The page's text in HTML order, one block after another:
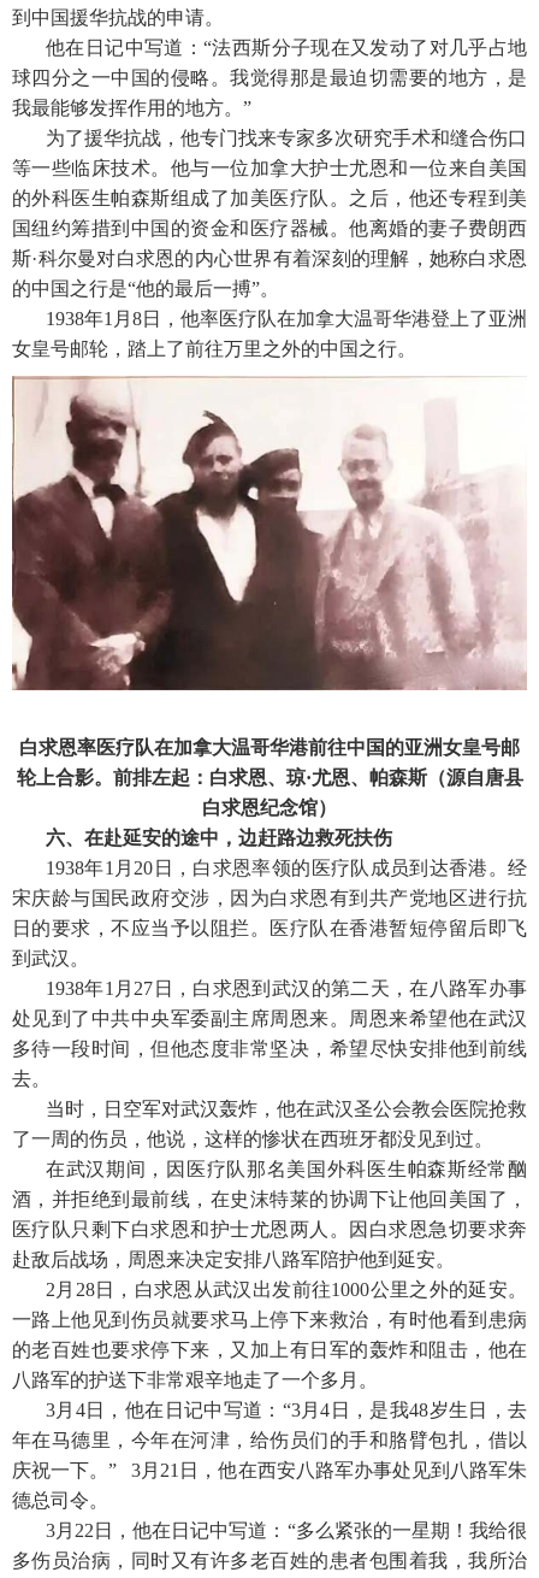
到中国援华抗战的申请。
他在日记中写道：“法西斯分子现在又发动了对几乎占地
球四分之一中国的侵略。我觉得那是最迫切需要的地方，是
我最能够发挥作用的地方。”
为了援华抗战，他专门找来专家多次研究手术和缝合伤口
等一些临床技术。他与一位加拿大护士尤恩和一位来自美国
的外科医生帕森斯组成了加美医疗队。之后，他还专程到美
国纽约筹措到中国的资金和医疗器械。他离婚的妻子费朗西
斯·科尔曼对白求恩的内心世界有着深刻的理解，她称白求恩
的中国之行是“他的最后一搏”。
1938年1月8日，他率医疗队在加拿大温哥华港登上了亚洲
女皇号邮轮，踏上了前往万里之外的中国之行。
白求恩率医疗队在加拿大温哥华港前往中国的亚洲女皇号邮
轮上合影。前排左起：白求恩、琼·尤恩、帕森斯（源自唐县
白求恩纪念馆）
六、在赴延安的途中，边赶路边救死扶伤
1938年1月20日，白求恩率领的医疗队成员到达香港。经
宋庆龄与国民政府交涉，因为白求恩有到共产党地区进行抗
日的要求，不应当予以阻拦。医疗队在香港暂短停留后即飞
到武汉。
1938年1月27日，白求恩到武汉的第二天，在八路军办事
处见到了中共中央军委副主席周恩来。周恩来希望他在武汉
多待一段时间，但他态度非常坚决，希望尽快安排他到前线
去。
当时，日空军对武汉轰炸，他在武汉圣公会教会医院抢救
了一周的伤员，他说，这样的惨状在西班牙都没见到过。
在武汉期间，因医疗队那名美国外科医生帕森斯经常酗
酒，并拒绝到最前线，在史沫特莱的协调下让他回美国了，
医疗队只剩下白求恩和护士尤恩两人。因白求恩急切要求奔
赴敌后战场，周恩来决定安排八路军陪护他到延安。
2月28日，白求恩从武汉出发前往1000公里之外的延安。
一路上他见到伤员就要求马上停下来救治，有时他看到患病
的老百姓也要求停下来，又加上有日军的轰炸和阻击，他在
八路军的护送下非常艰辛地走了一个多月。
3月4日，他在日记中写道：“3月4日，是我48岁生日，去
年在马德里，今年在河津，给伤员们的手和胳臂包扎，借以
庆祝一下。” 3月21日，他在西安八路军办事处见到八路军朱
德总司令。
3月22日，他在日记中写道：“多么紧张的一星期！我给很
多伤员治病，同时又有许多老百姓的患者包围着我，我所治